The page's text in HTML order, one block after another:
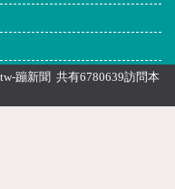
蹦新聞 共有6780639訪問本